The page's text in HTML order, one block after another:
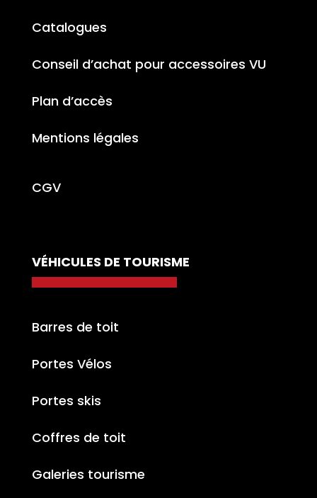
Catalogues
Conseil d’achat pour accessoires VU
Plan d’accès
Mentions légales
CGV
VÉHICULES DE TOURISME
Barres de toit
Portes Vélos
Portes skis
Coffres de toit
Galeries tourisme